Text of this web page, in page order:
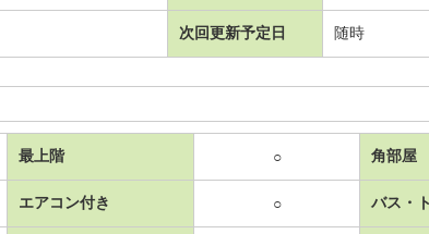
次回更新予定日 随時
最上階 ○ 角部屋
エアコン付き ○ バス・